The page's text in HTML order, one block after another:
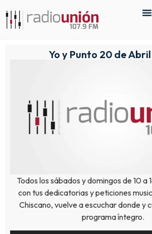
Yo y Punto 20 de
Todos los sábados y domingos de 10 a
con tus dedicatorias y peticiones
Chiscano, vuelve a escuchar donde y
programa íntegro.